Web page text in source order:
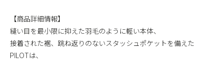
【商品詳細情報】
縫い目を最小限に抑えた羽毛のように軽い本体、
接着された裾、跳ね返りのないスタッシュポケットを備えた
PILOTは、